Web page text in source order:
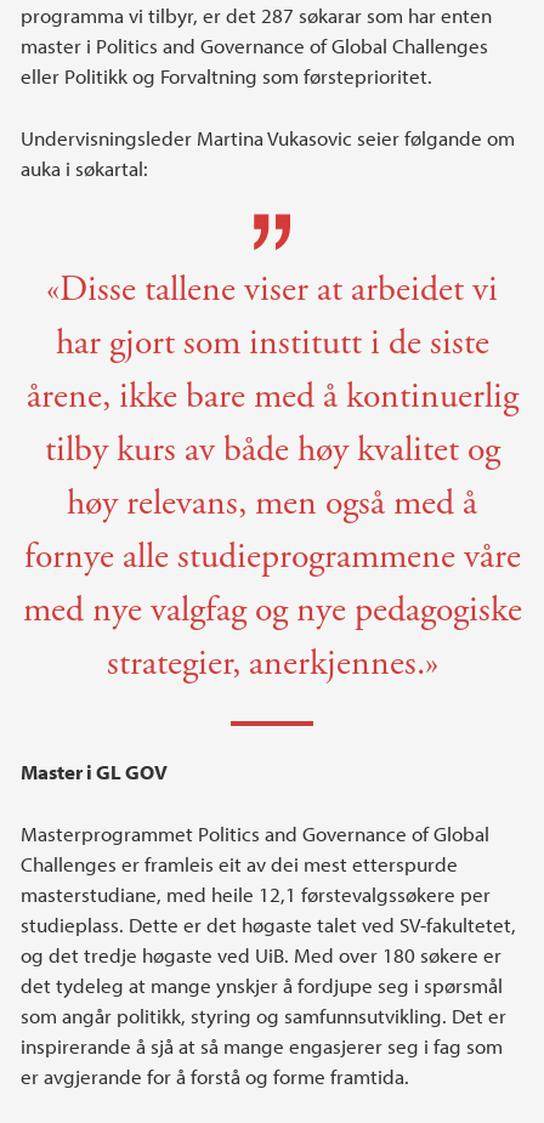
programma vi tilbyr, er det 287 søkarar som har enten
master i Politics and Governance of Global Challenges
eller Politikk og Forvaltning som førsteprioritet.
Undervisningsleder Martina Vukasovic seier følgande om
auka i søkartal:
«Disse tallene viser at arbeidet vi
har gjort som institutt i de siste
årene, ikke bare med å kontinuerlig
tilby kurs av både høy kvalitet og
høy relevans, men også med å
fornye alle studieprogrammene våre
med nye valgfag og nye pedagogiske
strategier, anerkjennes.»
Master i GL GOV
Masterprogrammet Politics and Governance of Global
Challenges er framleis eit av dei mest etterspurde
masterstudiane, med heile 12,1 førstevalgssøkere per
studieplass. Dette er det høgaste talet ved SV-fakultetet,
og det tredje høgaste ved UiB. Med over 180 søkere er
det tydeleg at mange ynskjer å fordjupe seg i spørsmål
som angår politikk, styring og samfunnsutvikling. Det er
inspirerande å sjå at så mange engasjerer seg i fag som
er avgjerande for å forstå og forme framtida.